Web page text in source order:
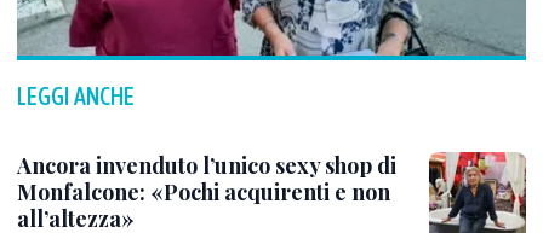
LEGGI ANCHE
Ancora invenduto l’unico sexy shop di
Monfalcone: «Pochi acquirenti e non
all’altezza»